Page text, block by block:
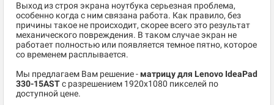
Выход из строя экрана ноутбука серьезная проблема,
особенно когда с ним связана работа. Как правило, без
причины такое не происходит, скорее всего это результат
механического повреждения. В таком случае экран не
работает полностью или появляется темное пятно, которое
со временем расплывается.
Мы предлагаем Вам решение - матрицу для Lenovo IdeaPad
330-15ASTc разрешением 1920x1080 пикселей по
доступной цене.